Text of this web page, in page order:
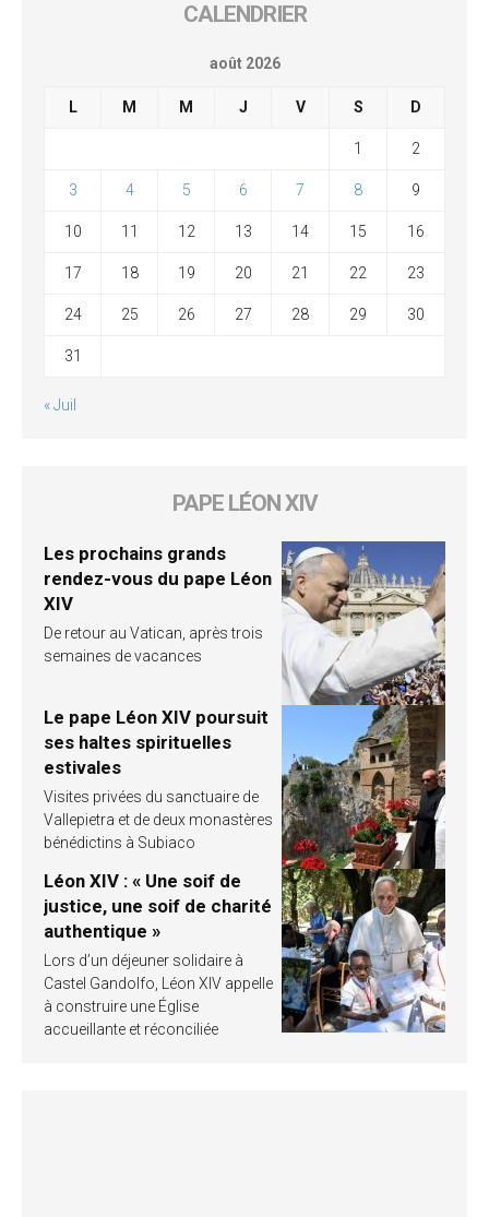
CALENDRIER
août 2026
L M M J V S D
1 2
3 4 5 6 7 8 9
10 11 12 13 14 15 16
17 18 19 20 21 22 23
24 25 26 27 28 29 30
31
« Juil
PAPE LÉON XIV
Les prochains grands
rendez-vous du pape Léon
XIV
De retour au Vatican, après trois
semaines de vacances
Le pape Léon XIV poursuit
ses haltes spirituelles
estivales
Visites privées du sanctuaire de
Vallepietra et de deux monastères
bénédictins à Subiaco
Léon XIV : « Une soif de
justice, une soif de charité
authentique »
Lors d’un déjeuner solidaire à
Castel Gandolfo, Léon XIV appelle
à construire une Église
accueillante et réconciliée